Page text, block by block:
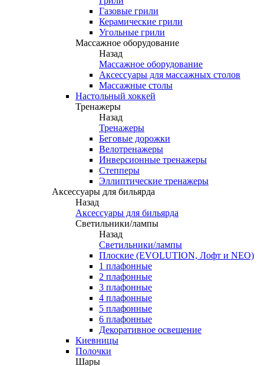
Газовые грили
Керамические грили
Угольные грили
Массажное оборудование
Назад
Массажное оборудование
Аксессуары для массажных столов
Массажные столы
Настольный хоккей
Тренажеры
Назад
Тренажеры
Беговые дорожки
Велотренажеры
Инверсионные тренажеры
Степперы
Эллиптические тренажеры
Аксессуары для бильярда
Назад
Аксессуары для бильярда
Светильники/лампы
Назад
Светильники/лампы
Плоские (EVOLUTION, Лофт и NEO)
1 плафонные
2 плафонные
3 плафонные
4 плафонные
5 плафонные
6 плафонные
Декоративное освещение
Киевницы
Полочки
Шары